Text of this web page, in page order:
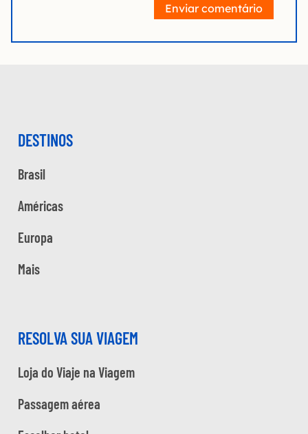
Enviar comentário
DESTINOS
Brasil
Américas
Europa
Mais
RESOLVA SUA VIAGEM
Loja do Viaje na Viagem
Passagem aérea